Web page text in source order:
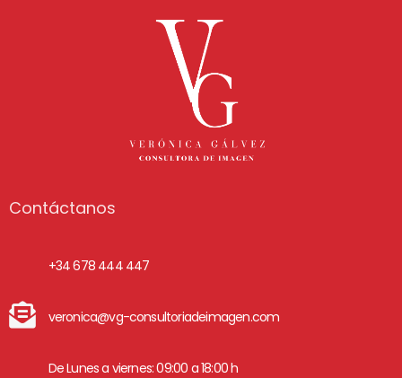
Contáctanos
+34 678 444 447
veronica@vg-consultoriadeimagen.com
De Lunes a viernes: 09:00 a 18:00 h